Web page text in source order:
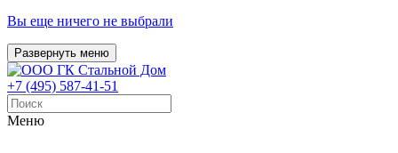
Вы еще ничего не выбрали
Развернуть меню
+7 (495) 587-41-51
Меню